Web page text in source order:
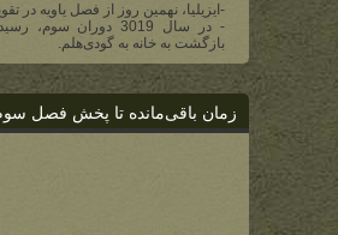
-ایزیلیا، نهمین روز از فصل یاویه در
- در سال 3019 دوران
بازگشت به خانه به گودی‌هلم.
زمان باقی‌مانده تا پخش فصل